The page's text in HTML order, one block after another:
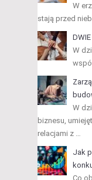
W
stają przed
W
W
biznesu,
relacjami z …
Jak
Co